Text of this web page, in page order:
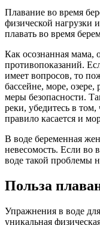
Плавание во время
физической нагрузки
плавать во время
Как осознанная мама,
противопоказаний.
имеет вопросов, то
бассейне, море,
меры безопасности.
реки, убедитесь в
правило касается и
В воде беременная
невесомость. Если во
воде такой проблемы
Польза
Упражнения в воде
уникальная